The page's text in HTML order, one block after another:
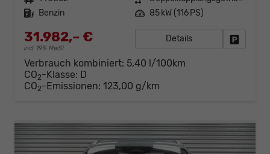
Kraftstoff Benzin Leistung 85 kW (116 PS)
31.982,– €
incl. 19% MwSt.
Details
Verbrauch kombiniert: 5,40 l/100km
CO2-Klasse: D
CO2-Emissionen: 123,00 g/km